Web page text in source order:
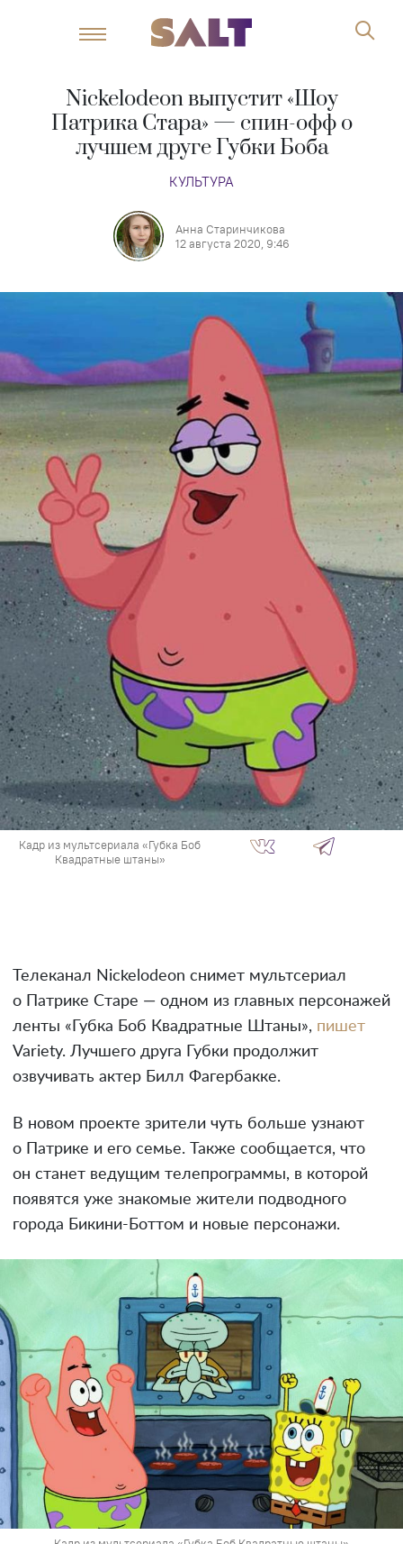
Nickelodeon выпустит «Шоу
Патрика Стара» — спин-офф о
лучшем друге Губки Боба
КУЛЬТУРА
Анна Старинчикова
12 августа 2020, 9:46
Кадр из мультсериала «Губка Боб
Квадратные штаны»
Телеканал Nickelodeon снимет мультсериал
о Патрике Старе — одном из главных персонажей
ленты «Губка Боб Квадратные Штаны», пишет
Variety. Лучшего друга Губки продолжит
озвучивать актер Билл Фагербакке.
В новом проекте зрители чуть больше узнают
о Патрике и его семье. Также сообщается, что
он станет ведущим телепрограммы, в которой
появятся уже знакомые жители подводного
города Бикини-Боттом и новые персонажи.